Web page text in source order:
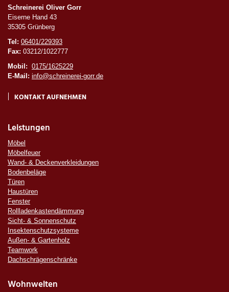
Schreinerei Oliver Gorr
Eiserne Hand 43
35305 Grünberg
Tel: 06401/229393
Fax: 03212/1022777
Mobil: 0175/1625229
E-Mail: info@schreinerei-gorr.de
KONTAKT AUFNEHMEN
Leistungen
Möbel
Möbelfeuer
Wand- & Deckenverkleidungen
Bodenbeläge
Türen
Haustüren
Fenster
Rollladenkastendämmung
Sicht- & Sonnenschutz
Insektenschutzsysteme
Außen- & Gartenholz
Teamwork
Dachschrägenschränke
Wohnwelten